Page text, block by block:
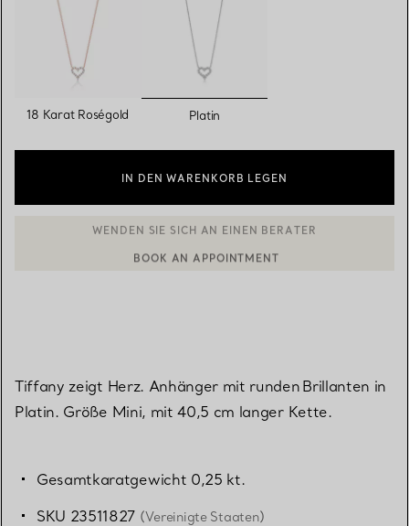
18 Karat Roségold ausgewählt
Platin
IN DEN WARENKORB LEGEN
Tiffany zeigt Herz. Anhänger mit runden Brillanten in
Platin. Größe Mini, mit 40,5 cm langer Kette.
Gesamtkaratgewicht 0,25 kt.
SKU 23511827 (Vereinigte Staaten)